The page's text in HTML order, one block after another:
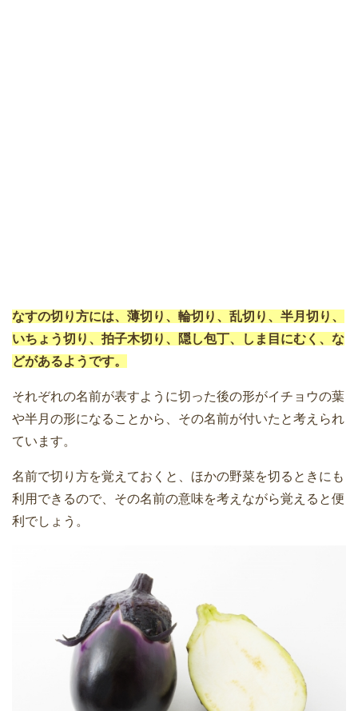
なすの切り方には、薄切り、輪切り、乱切り、半月切り、
いちょう切り、拍子木切り、隠し包丁、しま目にむく、な
どがあるようです。
それぞれの名前が表すように切った後の形がイチョウの葉
や半月の形になることから、その名前が付いたと考えられ
ています。
名前で切り方を覚えておくと、ほかの野菜を切るときにも
利用できるので、その名前の意味を考えながら覚えると便
利でしょう。